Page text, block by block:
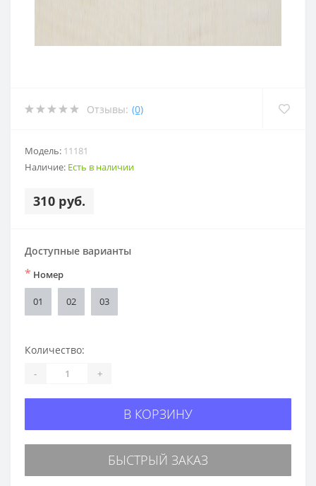
Отзывы: (0)
Модель: 11181
Наличие: Есть в наличии
310 руб.
Доступные варианты
* Номер
01 02 03
Количество:
- +
В КОРЗИНУ
БЫСТРЫЙ ЗАКАЗ